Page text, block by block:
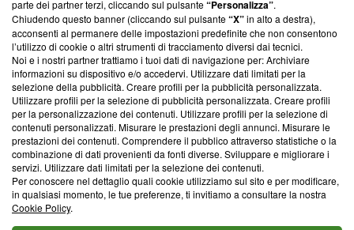
Su di noi
Team editoriale
Corporate
Redazione
Informativa Privacy
Cookie Policy
Blasting SA, IDI CHE-247.845.224, Via Carlo Frasca, 3 - 6900
Lugano (Svizzera) Tel:+39 0690258937
© 2026 Blasting News
parte dei partner terzi, cliccando sul pulsante“Personalizza”.
Chiudendo questo banner (cliccando sul pulsante“X”in alto a destra),
acconsenti al permanere delle impostazioni predefinite che non consentono
l’utilizzo di cookie o altri strumenti di tracciamento diversi dai tecnici.
Noi e i nostri partner trattiamo i tuoi dati di navigazione per: Archiviare
informazioni su dispositivo e/o accedervi. Utilizzare dati limitati per la
selezione della pubblicità. Creare profili per la pubblicità personalizzata.
Utilizzare profili per la selezione di pubblicità personalizzata. Creare profili
per la personalizzazione dei contenuti. Utilizzare profili per la selezione di
contenuti personalizzati. Misurare le prestazioni degli annunci. Misurare le
prestazioni dei contenuti. Comprendere il pubblico attraverso statistiche o la
combinazione di dati provenienti da fonti diverse. Sviluppare e migliorare i
servizi. Utilizzare dati limitati per la selezione dei contenuti.
Per conoscere nel dettaglio quali cookie utilizziamo sul sito e per modificare,
in qualsiasi momento, le tue preferenze, ti invitiamo a consultare la nostra
Cookie Policy.